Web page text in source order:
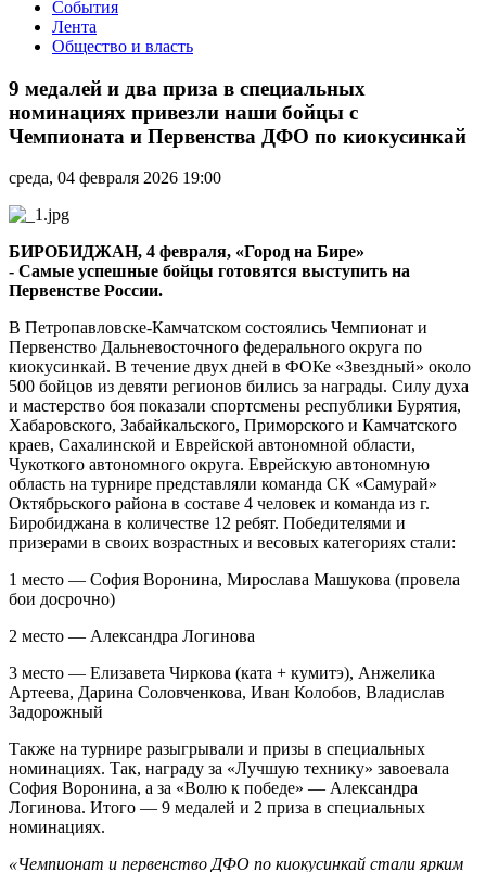
События
Лента
Общество и власть
медалей
и
два
приза
специальных
привезли
бойцы
с
Чемпионата
Первенства
ДФО
по
киокусинкай
9 медалей и два приза в специальных
номинациях привезли наши бойцы с
Чемпионата и Первенства ДФО по киокусинкай
среда, 04 февраля 2026 19:00
БИРОБИДЖАН, 4 февраля, «Город на Бире»
- Самые успешные бойцы готовятся выступить на
Первенстве России.
В Петропавловске-Камчатском состоялись Чемпионат и
Первенство Дальневосточного федерального округа по
киокусинкай. В течение двух дней в ФОКе «Звездный» около
500 бойцов из девяти регионов бились за награды. Силу духа
и мастерство боя показали спортсмены республики Бурятия,
Хабаровского, Забайкальского, Приморского и Камчатского
краев, Сахалинской и Еврейской автономной области,
Чукоткого автономного округа. Еврейскую автономную
область на турнире представляли команда СК «Самурай»
Октябрьского района в составе 4 человек и команда из г.
Биробиджана в количестве 12 ребят. Победителями и
призерами в своих возрастных и весовых категориях стали:
1 место — София Воронина, Мирослава Машукова (провела
бои досрочно)
2 место — Александра Логинова
3 место — Елизавета Чиркова (ката + кумитэ), Анжелика
Артеева, Дарина Соловченкова, Иван Колобов, Владислав
Задорожный
Также на турнире разыгрывали и призы в специальных
номинациях. Так, награду за «Лучшую технику» завоевала
София Воронина, а за «Волю к победе» — Александра
Логинова. Итого — 9 медалей и 2 приза в специальных
номинациях.
«Чемпионат и первенство ДФО по киокусинкай стали ярким